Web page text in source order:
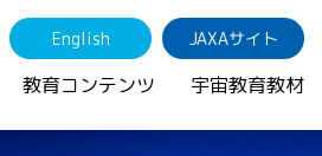
English JAXAサイト
教育コンテンツ 宇宙教育教材